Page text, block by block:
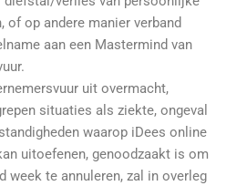
of op andere manier verband
aan een Mastermind van
uit overmacht,
situaties als ziekte, ongeval
waarop iDees online
uitoefenen, genoodzaakt is om
week te annuleren, zal in overleg